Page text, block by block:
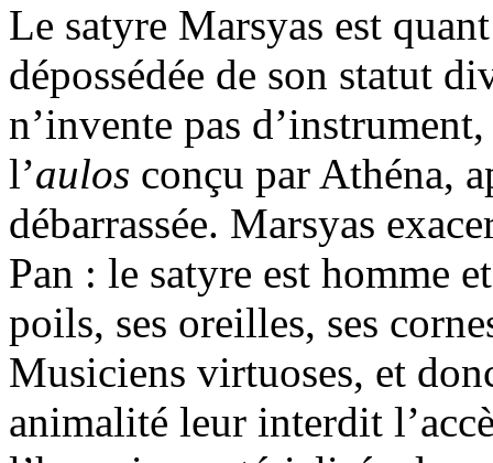
Le satyre Marsyas est
dépossédée de son statut
n’invente pas
l’aulos conçu par Athéna,
débarrassée. Marsyas
Pan : le satyre est homme
poils, ses oreilles, ses
Musiciens virtuoses, et
animalité leur interdit